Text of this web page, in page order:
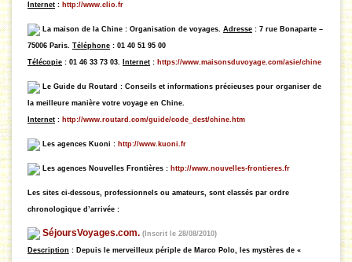
Internet : http://www.clio.fr
La maison de la Chine : Organisation de voyages. Adresse : 7 rue Bonaparte –
75006 Paris. Téléphone : 01 40 51 95 00
Télécopie : 01 46 33 73 03. Internet : https://www.maisonsduvoyage.com/asie/chine
Le Guide du Routard : Conseils et informations précieuses pour organiser de
la meilleure manière votre voyage en Chine.
Internet : http://www.routard.com/guide/code_dest/chine.htm
Les agences Kuoni : http://www.kuoni.fr
Les agences Nouvelles Frontières : http://www.nouvelles-frontieres.fr
Les sites ci-dessous, professionnels ou amateurs, sont classés par ordre
chronologique d’arrivée :
SéjoursVoyages.com. (Inscrit le 28/08/2010)
Description : Depuis le merveilleux périple de Marco Polo, les mystères de «